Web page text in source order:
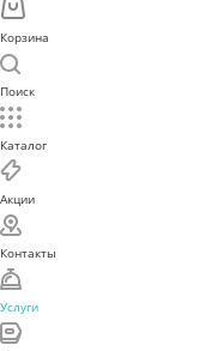
Корзина
Поиск
Каталог
Акции
Контакты
Услуги